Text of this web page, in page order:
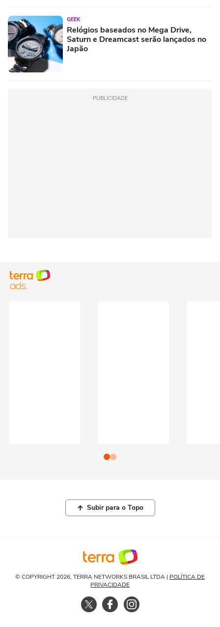
GEEK
Relógios baseados no Mega Drive,
Saturn e Dreamcast serão lançados no
Japão
PUBLICIDADE
Subir para o Topo
© COPYRIGHT 2026, TERRA NETWORKS BRASIL LTDA | POLÍTICA DE
PRIVACIDADE